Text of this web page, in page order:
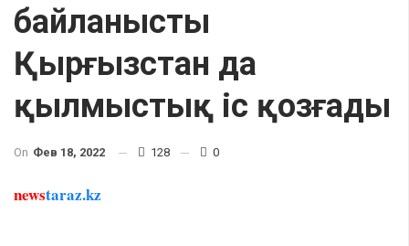
байланысты
Қырғызстан да
қылмыстық іс қозғады
On Фев 18, 2022 128 0
newstaraz.kz